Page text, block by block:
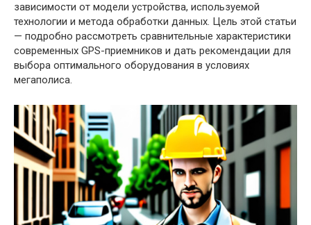
зависимости от модели устройства, используемой
технологии и метода обработки данных. Цель этой статьи
— подробно рассмотреть сравнительные характеристики
современных GPS-приемников и дать рекомендации для
выбора оптимального оборудования в условиях
мегаполиса.